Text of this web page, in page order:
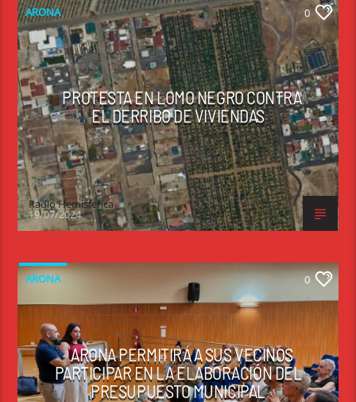
ARONA 0
PROTESTA EN LOMO NEGRO CONTRA
EL DERRIBO DE VIVIENDAS
Radio Hemisferica
19/07/2024
ARONA 0
ARONA PERMITIRÁ A SUS VECINOS
PARTICIPAR EN LA ELABORACIÓN DEL
PRESUPUESTO MUNICIPAL